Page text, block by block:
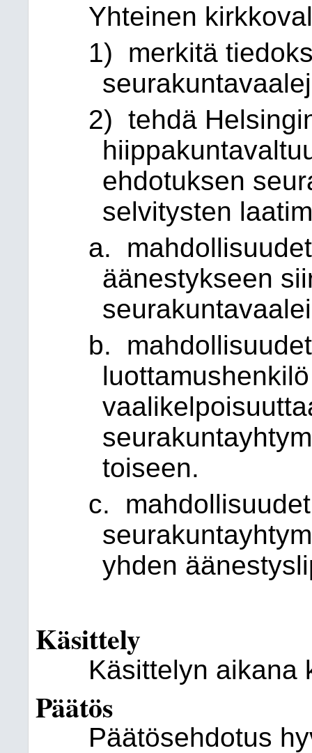
Yhteinen
1) merkitä
2) tehdä
ehdotuksen
selvitysten
a.
äänestykseen
b.
toiseen.
c.
yhden
Käsittely
Käsittelyn aikana
Päätös
Päätösehdotus